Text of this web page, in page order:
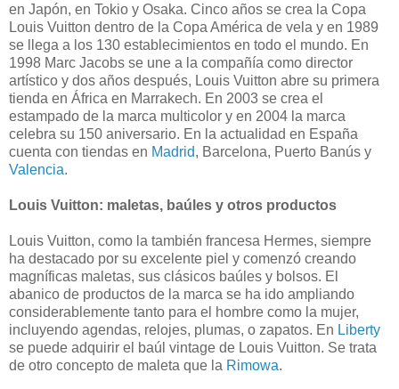
en Japón, en Tokio y Osaka. Cinco años se crea la Copa
Louis Vuitton dentro de la Copa América de vela y en 1989
se llega a los 130 establecimientos en todo el mundo. En
1998 Marc Jacobs se une a la compañía como director
artístico y dos años después, Louis Vuitton abre su primera
tienda en África en Marrakech. En 2003 se crea el
estampado de la marca multicolor y en 2004 la marca
celebra su 150 aniversario. En la actualidad en España
cuenta con tiendas en Madrid, Barcelona, Puerto Banús y
Valencia.
Louis Vuitton: maletas, baúles y otros productos
Louis Vuitton, como la también francesa Hermes, siempre
ha destacado por su excelente piel y comenzó creando
magníficas maletas, sus clásicos baúles y bolsos. El
abanico de productos de la marca se ha ido ampliando
considerablemente tanto para el hombre como la mujer,
incluyendo agendas, relojes, plumas, o zapatos. En Liberty
se puede adquirir el baúl vintage de Louis Vuitton. Se trata
de otro concepto de maleta que la Rimowa.